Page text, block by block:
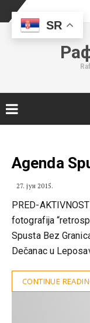
contentAgenda
27. јун 2015.
PRED-
fotografija
Spusta Bez
Dečanac u
CONTINUE
SR